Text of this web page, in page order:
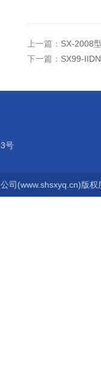
上一篇： SX-2008
下一篇： SX99-
号
公司(www.shsxyq.cn)版